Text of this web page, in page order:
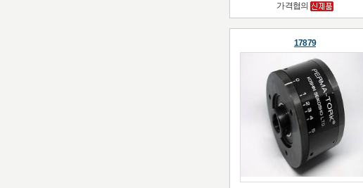
가격협의
17879